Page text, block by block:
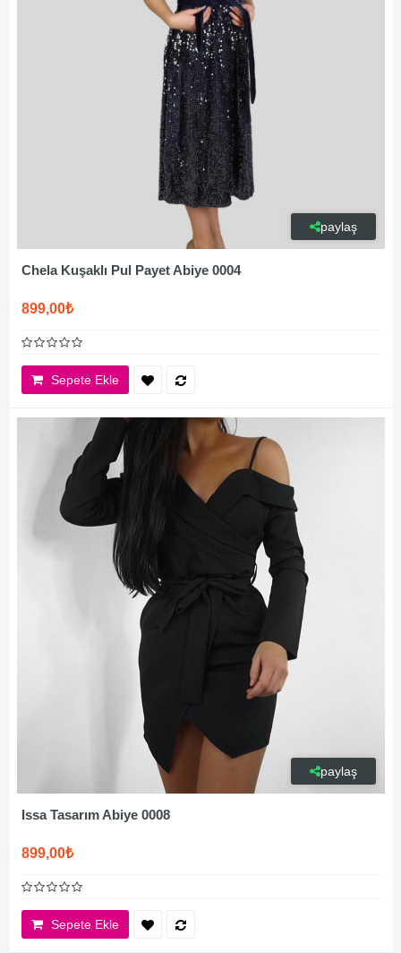
paylaş
Chela Kuşaklı Pul Payet Abiye 0004
899,00₺
Sepete Ekle
paylaş
Issa Tasarım Abiye 0008
899,00₺
Sepete Ekle